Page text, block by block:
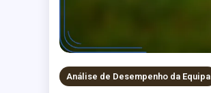
Análise de Desempenho da Equipa